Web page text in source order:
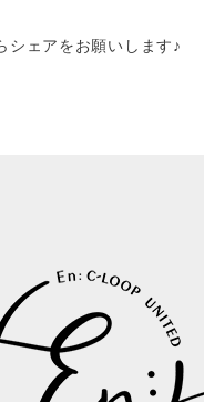
シェアをお願いします♪